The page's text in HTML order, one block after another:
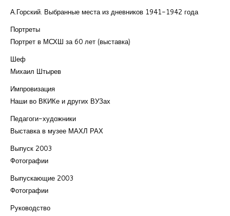
А.Горский. Выбранные места из дневников 1941-1942 года
Портреты
Портрет в МСХШ за 60 лет (выставка)
Шеф
Михаил Штырев
Импровизация
Наши во ВКИКе и других ВУЗах
Педагоги-художники
Выставка в музее МАХЛ РАХ
Выпуск 2003
Фотографии
Выпускающие 2003
Фотографии
Руководство